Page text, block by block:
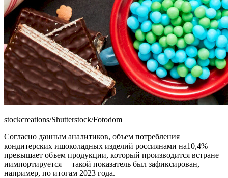
stockcreations/Shutterstock/Fotodom
Согласно данным аналитиков, объем потребления
кондитерских ишоколадных изделий россиянами на10,4%
превышает объем продукции, который производится встране
иимпортируется— такой показатель был зафиксирован,
например, по итогам 2023 года.